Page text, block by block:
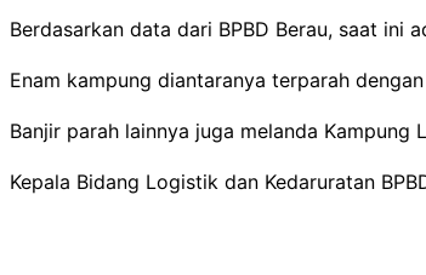
Berdasarkan data dari BPBD Berau, saat ini
Enam kampung diantaranya terparah
Banjir parah lainnya juga melanda Kampung
Kepala Bidang Logistik dan Kedaruratan